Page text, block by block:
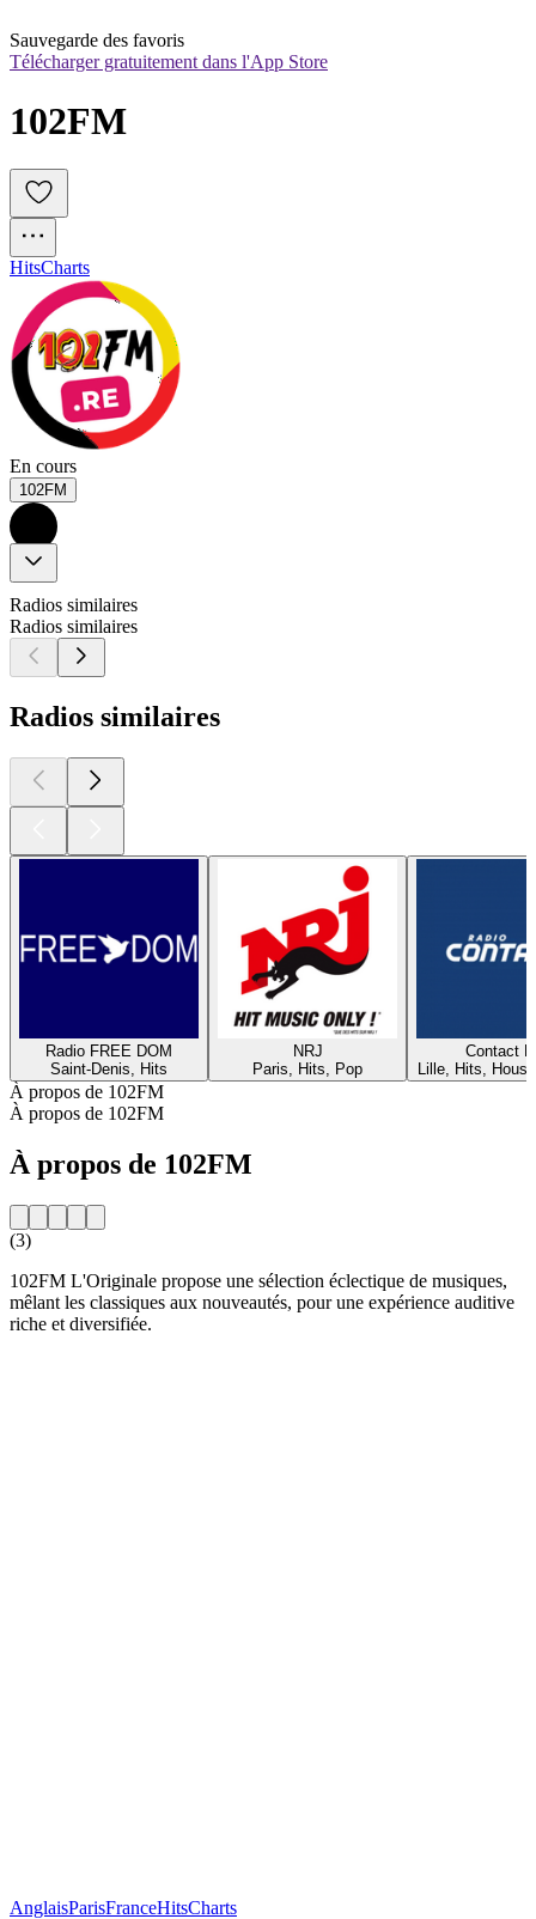
Sauvegarde des favoris
Télécharger gratuitement dans l'App Store
102FM
HitsCharts
En cours
102FM
Radios similaires
Radios similaires
Radios similaires
Radio FREE DOM
Saint-Denis, Hits
NRJ
Paris, Hits, Pop
Contact
Lille, Hits,
À propos de 102FM
À propos de 102FM
À propos de 102FM
(3)
102FM L'Originale propose une sélection éclectique de musiques,
mêlant les classiques aux nouveautés, pour une expérience auditive
riche et diversifiée.
AnglaisParisFranceHitsCharts